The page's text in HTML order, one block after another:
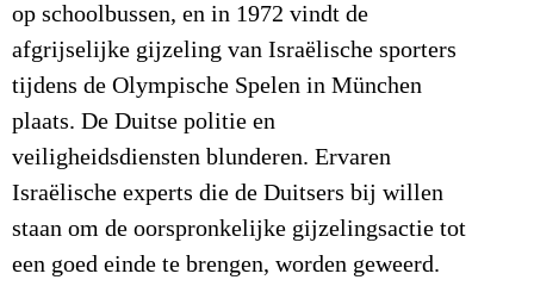
op schoolbussen, en in 1972 vindt de
afgrijselijke gijzeling van Israëlische sporters
tijdens de Olympische Spelen in München
plaats. De Duitse politie en
veiligheidsdiensten blunderen. Ervaren
Israëlische experts die de Duitsers bij willen
staan om de oorspronkelijke gijzelingsactie tot
een goed einde te brengen, worden geweerd.